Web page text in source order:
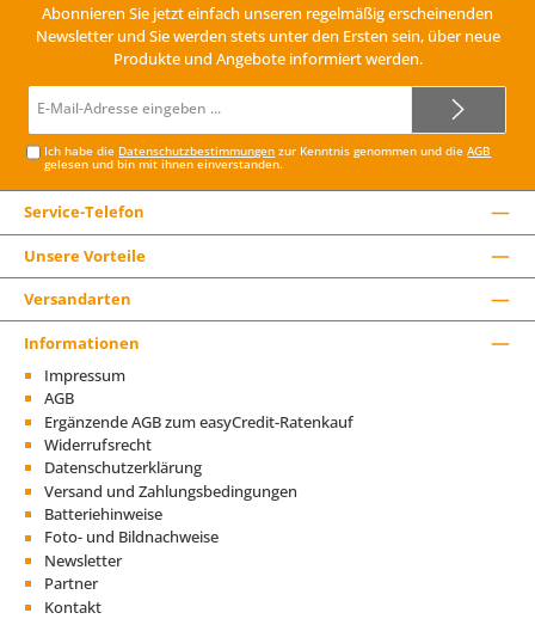
Abonnieren Sie jetzt einfach unseren regelmäßig erscheinenden
Newsletter und Sie werden stets unter den Ersten sein, über neue
Produkte und Angebote informiert werden.
Mail-
Ich habe die Datenschutzbestimmungen zur Kenntnis genommen und dieAGB
gelesen und bin mit ihnen einverstanden.
Service-Telefon
Unsere Vorteile
Versandarten
Informationen
Impressum
AGB
Ergänzende AGB zum easyCredit-Ratenkauf
Widerrufsrecht
Datenschutzerklärung
Versand und Zahlungsbedingungen
Batteriehinweise
Foto- und Bildnachweise
Newsletter
Partner
Kontakt